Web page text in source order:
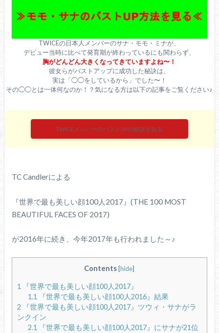
TWICEの日本人メンバーのサナ・モモ・ミナが、
デビュー当時に比べて発育期が終わっているにも関わらず、
胸がどんどん大きくなってきていますよね〜！
彼女らがバストアップに成功した秘訣は、
実は「◯◯をしているから」でした〜！
その◯◯とは一体何なのか！？気になる方は以下の記事をご覧ください♪
TWICEメンバーのバストUPの秘訣を知る
TC Candlerによる
『世界で最も美しい顔100人2017』(THE 100 MOST
BEAUTIFUL FACES OF 2017)
が2016年に続き、今年2017年も行われました～♪
Contents [hide]
1
『世界で最も美しい顔100人2017』
1.1 『世界で最も美しい顔100人2016』結果
2 『世界で最も美しい顔100人2017』ツウィ・サナがラ
ンクイン
2.1 『世界で最も美しい顔100人2017』にサナが21位